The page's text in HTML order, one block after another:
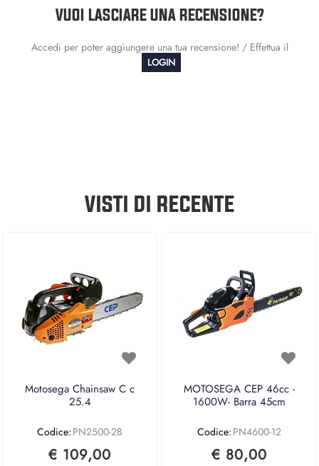
VUOI LASCIARE UNA RECENSIONE?
Accedi per poter aggiungere una tua recensione! / Effettua il
LOGIN
VISTI DI RECENTE
Motosega Chainsaw C c
25.4
Codice: PN2500-2B
€ 109,00
MOTOSEGA CEP 46cc -
1600W- Barra 45cm
Codice: PN4600-12
€ 80,00